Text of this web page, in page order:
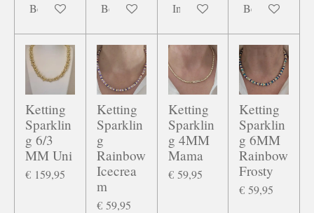
Bekijk details Bekijk details In winkelwagenBekijk details
Ketting
Sparklin
g 6/3
MM Uni
€ 159,95
Ketting
Sparklin
g
Rainbow
Icecrea
m
€ 59,95
Ketting
Sparklin
g 4MM
Mama
€ 59,95
Ketting
Sparklin
g 6MM
Rainbow
Frosty
€ 59,95